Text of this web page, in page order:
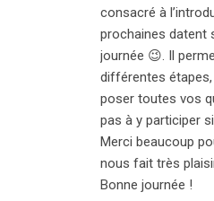
consacré à
prochaines datent
journée 😉. Il
différentes
poser toutes vos
pas à y participer
Merci beaucoup
nous fait très
Bonne journée !